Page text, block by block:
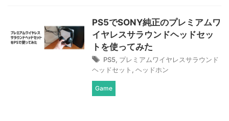
PS5でSONY純正のプレミアムワ
イヤレスサラウンドヘッドセッ
トを使ってみた
PS5, プレミアムワイヤレスサラウンド
ヘッドセット , ヘッドホン
Game